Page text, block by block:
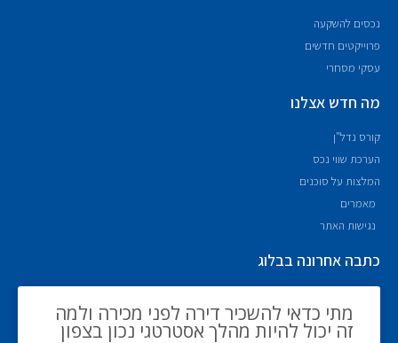
נכסים להשקעה
פרוייקטים חדשים
עסקי מסחרי
מה חדש אצלנו
קורס נדל"ן
הערכת שווי נכס
המלצות על סוכנים
מאמרים
נגישות האתר
כתבה אחרונה בבלוג
מתי כדאי להשכיר דירה לפני מכירה ולמה
זה יכול להיות מהלך אסטרטגי נכון בצפון